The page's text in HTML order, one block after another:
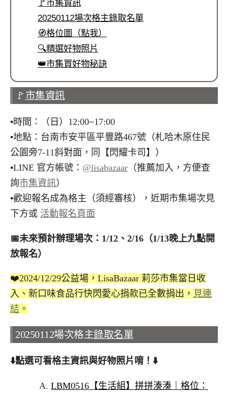
🚩市集資訊
20250112場次格主錄取名單
🧭格位圖（點我）
🔍精選好物照片
👑市集買好物秘訣
🚩 市集資訊
▪︎時間：（日）12:00~17:00
▪︎地點：台南市安平區平豐路467號（札哈木原住民
公園旁7-11斜對面，同【閃耀卡司】）
▪︎LINE 官方帳號： @lisabazaar （推薦加入，方便查
詢市集資訊）
▪︎歡迎報名成為格主（須經審核），近期市集場次見
下方或 活動報名頁面
📅未來預計辦理場次：1/12、2/16（1/13晚上九點開
放報名）
❤️2024/12/29公益場，LisaBazaar 莉莎市集當日收
入、新口味食品行快閃愛心捐款已全數捐出， 見連
結 。
20250112場次格主錄取名單
⬇️點選可看格主資訊與好物照片唷！ ⬇️
LBM0516【生活組】拼拼湊湊｜格位：